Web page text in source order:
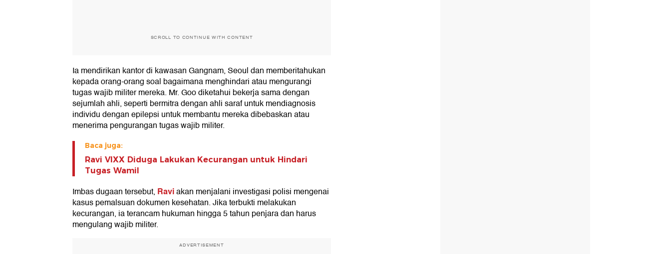
SCROLL TO CONTINUE WITH CONTENT
Ia mendirikan kantor di kawasan Gangnam, Seoul dan memberitahukan
kepada orang-orang soal bagaimana menghindari atau mengurangi
tugas wajib militer mereka. Mr. Goo diketahui bekerja sama dengan
sejumlah ahli, seperti bermitra dengan ahli saraf untuk mendiagnosis
individu dengan epilepsi untuk membantu mereka dibebaskan atau
menerima pengurangan tugas wajib militer.
Baca juga:
Ravi VIXX Diduga Lakukan Kecurangan untuk Hindari
Tugas Wamil
Imbas dugaan tersebut, Raviakan menjalani investigasi polisi mengenai
kasus pemalsuan dokumen kesehatan. Jika terbukti melakukan
kecurangan, ia terancam hukuman hingga 5 tahun penjara dan harus
mengulang wajib militer.
ADVERTISEMENT